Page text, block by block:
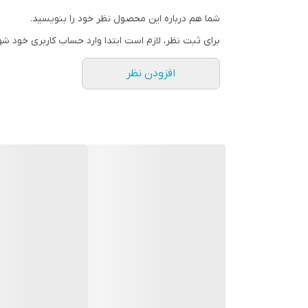
شما هم درباره این محصول نظر خود را بنویسید.
برای ثبت نظر، لازم است ابتدا وارد حساب کاربری خود
افزودن نظر